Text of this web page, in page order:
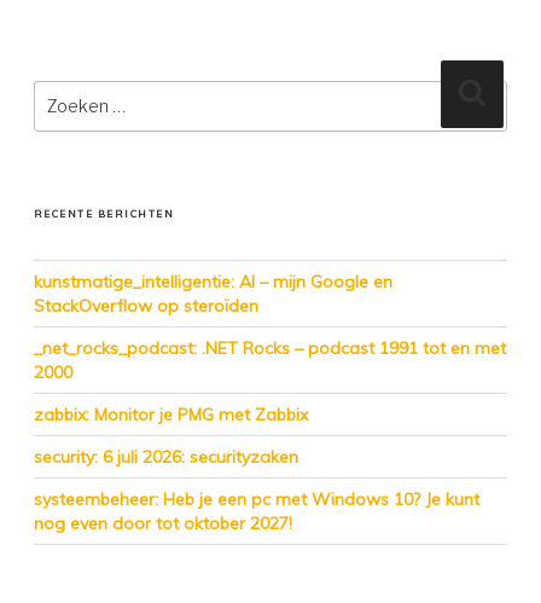
Zoeken
naar:
RECENTE BERICHTEN
kunstmatige_intelligentie: AI – mijn Google en
StackOverflow op steroïden
_net_rocks_podcast: .NET Rocks – podcast 1991 tot en met
2000
zabbix: Monitor je PMG met Zabbix
security: 6 juli 2026: securityzaken
systeembeheer: Heb je een pc met Windows 10? Je kunt
nog even door tot oktober 2027!